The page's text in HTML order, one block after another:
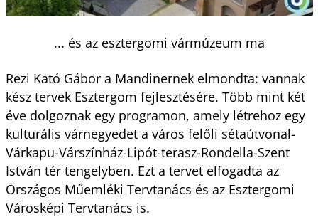
... és az esztergomi vármúzeum ma
Rezi Kató Gábor a Mandinernek elmondta: vannak
kész tervek Esztergom fejlesztésére. Több mint két
éve dolgoznak egy programon, amely létrehoz egy
kulturális várnegyedet a város felőli sétaútvonal-
Várkapu-Várszínház-Lipót-terasz-Rondella-Szent
István tér tengelyben. Ezt a tervet elfogadta az
Országos Műemléki Tervtanács és az Esztergomi
Városképi Tervtanács is.